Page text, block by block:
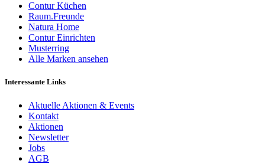
Contur Küchen
Raum.Freunde
Natura Home
Contur Einrichten
Musterring
Alle Marken ansehen
Interessante Links
Aktuelle Aktionen & Events
Kontakt
Aktionen
Newsletter
Jobs
AGB